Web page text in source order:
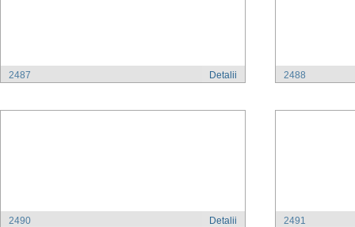
Detalii
2487 2488
Detalii
2490 2491